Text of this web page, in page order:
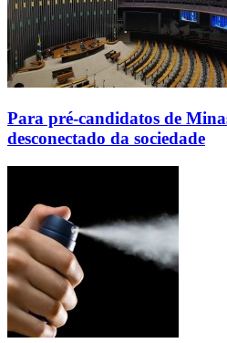
Para pré-candidatos de
desconectado da sociedade